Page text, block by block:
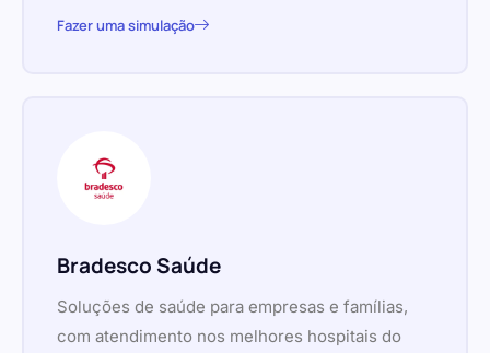
Fazer uma simulação
Bradesco Saúde
Soluções de saúde para empresas e famílias,
com atendimento nos melhores hospitais do